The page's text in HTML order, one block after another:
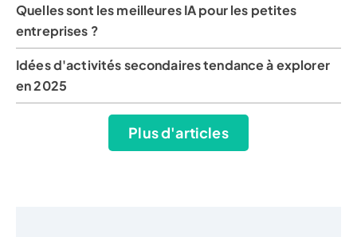
Quelles sont les meilleures IA pour les petites
entreprises ?
Idées d'activités secondaires tendance à explorer
en 2025
Plus d'articles